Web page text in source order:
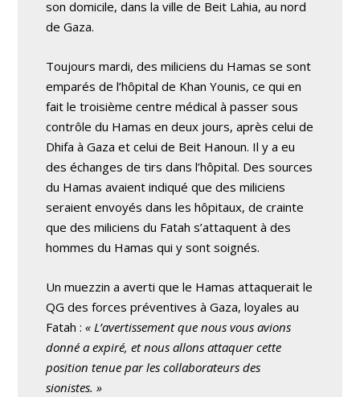
son domicile, dans la ville de Beit Lahia, au nord
de Gaza.
Toujours mardi, des miliciens du Hamas se sont
emparés de l’hôpital de Khan Younis, ce qui en
fait le troisième centre médical à passer sous
contrôle du Hamas en deux jours, après celui de
Dhifa à Gaza et celui de Beit Hanoun. Il y a eu
des échanges de tirs dans l’hôpital. Des sources
du Hamas avaient indiqué que des miliciens
seraient envoyés dans les hôpitaux, de crainte
que des miliciens du Fatah s’attaquent à des
hommes du Hamas qui y sont soignés.
Un muezzin a averti que le Hamas attaquerait le
QG des forces préventives à Gaza, loyales au
Fatah :« L’avertissement que nous vous avions
donné a expiré, et nous allons attaquer cette
position tenue par les collaborateurs des
sionistes. »